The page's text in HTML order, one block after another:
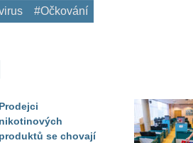
#Očkování
Prodejci
nikotinových
produktů se chovají